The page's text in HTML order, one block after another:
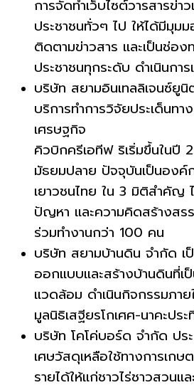
การจัดทำเว็บไซต์วารสารข่า
ประชาชนทั่วๆ ไป ให้ได้มีมุม
ติดตามข่าวสาร และเป็นช่อง
ประชาชนทุกระดับ ดำเนินกา
บริษัท สยามอินเทลลิเจนซ์ยู
บริการทำการวิจัยประเด็นท
เศรษฐกิจ
คิวบิกครีเอทีฟ ริเริ่มขึ้นในปี
มัธยมปลาย ปัจจุบันเป็นองค์
เยาวชนไทย ใน 3 มิติสำคัญ
ปัญหา และความคิดสร้างสร
ร่วมทำงานกว่า 100 คน
บริษัท สยามบ้านดิน จำกัด เ
ออกแบบและสร้างบ้านดินที่
แวดล้อม ดำเนินกิจกรรมภา
มูลนิธิเสฐียรโกเศศ-นาคะประ
บริษัท โคโค่บอร์ด จำกัด ปร
เศษวัสดุเหลือใช้ทางการเก
รายได้ให้แก่ชาวไร่ชาวสวนแ